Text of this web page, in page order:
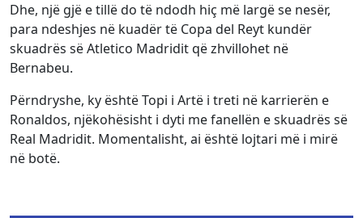
Dhe, një gjë e tillë do të ndodh hiç më largë se nesër,
para ndeshjes në kuadër të Copa del Reyt kundër
skuadrës së Atletico Madridit që zhvillohet në
Bernabeu.
Përndryshe, ky është Topi i Artë i treti në karrierën e
Ronaldos, njëkohësisht i dyti me fanellën e skuadrës së
Real Madridit. Momentalisht, ai është lojtari më i mirë
në botë.